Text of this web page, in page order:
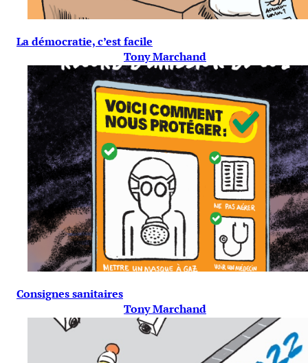
La démocratie, c’est facile
Tony Marchand
Consignes sanitaires
Tony Marchand